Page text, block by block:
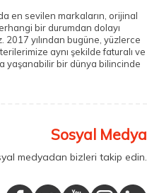
en sevilen markaların, orijinal
bir durumdan dolayı
yılından bugüne, yüzlerce
aynı şekilde faturalı ve
yaşanabilir bir dünya bilincinde
Sosyal Medya
medyadan bizleri takip edin.